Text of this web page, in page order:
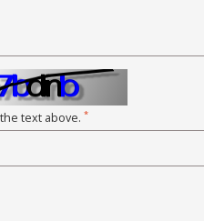
text above. *